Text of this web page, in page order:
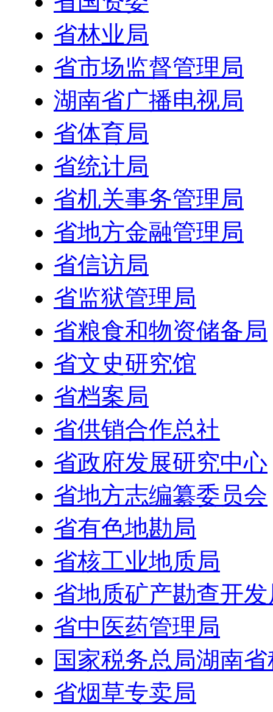
省林业局
省市场监督管理局
湖南省广播电视局
省体育局
省统计局
省机关事务管理局
省地方金融管理局
省信访局
省监狱管理局
省粮食和物资储备局
省文史研究馆
省档案局
省供销合作总社
省政府发展研究中心
省地方志编纂委员会
省有色地勘局
省核工业地质局
省地质矿产勘查开发
省中医药管理局
国家税务总局湖南
省烟草专卖局